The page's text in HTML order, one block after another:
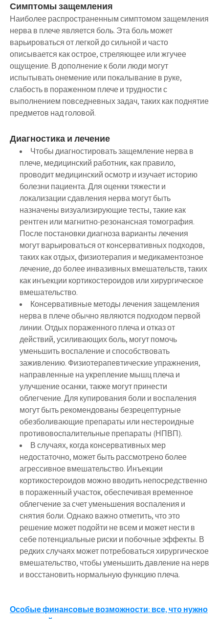
Симптомы защемления
Наиболее распространенным симптомом защемления
нерва в плече является боль. Эта боль может
варьироваться от легкой до сильной и часто
описывается как острое, стреляющее или жгучее
ощущение. В дополнение к боли люди могут
испытывать онемение или покалывание в руке,
слабость в пораженном плече и трудности с
выполнением повседневных задач, таких как поднятие
предметов над головой.
Диагностика и лечение
Чтобы диагностировать защемление нерва в
плече, медицинский работник, как правило,
проводит медицинский осмотр и изучает историю
болезни пациента. Для оценки тяжести и
локализации сдавления нерва могут быть
назначены визуализирующие тесты, такие как
рентген или магнитно-резонансная томография.
После постановки диагноза варианты лечения
могут варьироваться от консервативных подходов,
таких как отдых, физиотерапия и медикаментозное
лечение, до более инвазивных вмешательств, таких
как инъекции кортикостероидов или хирургическое
вмешательство.
Консервативные методы лечения защемления
нерва в плече обычно являются подходом первой
линии. Отдых пораженного плеча и отказ от
действий, усиливающих боль, могут помочь
уменьшить воспаление и способствовать
заживлению. Физиотерапевтические упражнения,
направленные на укрепление мышц плеча и
улучшение осанки, также могут принести
облегчение. Для купирования боли и воспаления
могут быть рекомендованы безрецептурные
обезболивающие препараты или нестероидные
противовоспалительные препараты (НПВП).
В случаях, когда консервативных мер
недостаточно, может быть рассмотрено более
агрессивное вмешательство. Инъекции
кортикостероидов можно вводить непосредственно
в пораженный участок, обеспечивая временное
облегчение за счет уменьшения воспаления и
снятия боли. Однако важно отметить, что это
решение может подойти не всем и может нести в
себе потенциальные риски и побочные эффекты. В
редких случаях может потребоваться хирургическое
вмешательство, чтобы уменьшить давление на нерв
и восстановить нормальную функцию плеча.
Навигация
Особые финансовые возможности: все, что нужно